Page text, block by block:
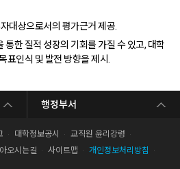
대상으로서의 평가근거 제공.
통한 질적 성장의 기회를 가질 수 있고, 대학
표인식 및 발전 방향을 제시.
행정부서
대학정보공시
교직원 윤리강령
오시는길 사이트맵
개인정보처리방침